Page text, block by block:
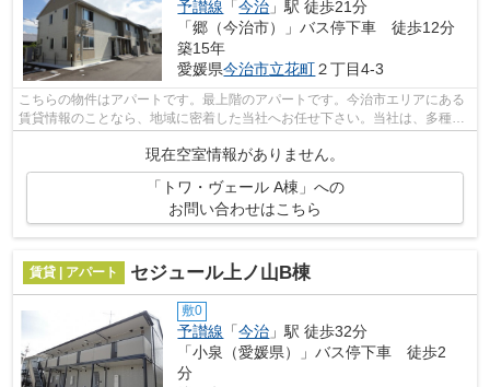
予讃線 「今治 」駅 徒歩21分
「郷（今治市）」バス停下車 徒歩12分
築15年
愛媛県今治市立花町２丁目4-3
こちらの物件はアパートです。最上階のアパートです。今治市エリアにある
賃貸情報のことなら、地域に密着した当社へお任せ下さい。当社は、多種多
現在空室情報がありません。
「トワ・ヴェール A棟」への
お問い合わせはこちら
賃貸 | アパート セジュール上ノ山B棟
敷0
予讃線 「今治 」駅 徒歩32分
「小泉（愛媛県）」バス停下車 徒歩2
分